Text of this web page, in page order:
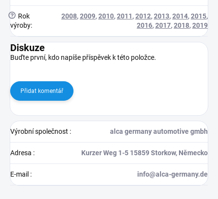
?
Rok
výroby:
2008,2009,2010,2011,2012,2013,2014,2015,
2016,2017,2018,2019
Diskuze
Buďte první, kdo napíše příspěvek k této položce.
Přidat komentář
Výrobní společnost : alca germany automotive gmbh
Adresa : Kurzer Weg 1-5 15859 Storkow, Německo
E-mail : info@alca-germany.de